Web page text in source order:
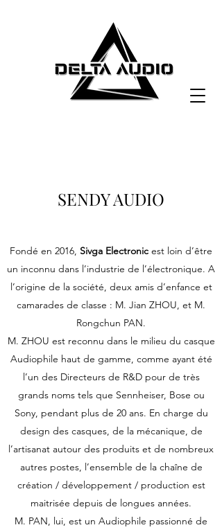
SENDY AUDIO
Fondé en 2016, Sivga Electronic est loin d’être
un inconnu dans l’industrie de l’électronique. A
l’origine de la société, deux amis d’enfance et
camarades de classe : M. Jian ZHOU, et M.
Rongchun PAN.
M. ZHOU est reconnu dans le milieu du casque
Audiophile haut de gamme, comme ayant été
l’un des Directeurs de R&D pour de très
grands noms tels que Sennheiser, Bose ou
Sony, pendant plus de 20 ans. En charge du
design des casques, de la mécanique, de
l’artisanat autour des produits et de nombreux
autres postes, l’ensemble de la chaîne de
création / développement / production est
maitrisée depuis de longues années.
M. PAN, lui, est un Audiophile passionné de